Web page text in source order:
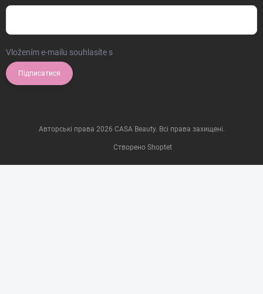
Vložením e-mailu souhlasíte s
Підписатися
Створено Shoptet
Авторські права 2026 CASA Beauty. Всі права захищені.